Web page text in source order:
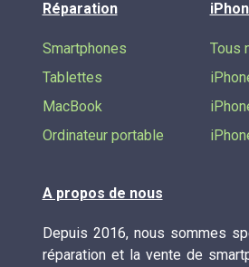
A propos de nous
Depuis 2016, nous sommes
réparation et la vente de
Réparation
Smartphones
Tablettes
MacBook
Ordinateur portable
Tous